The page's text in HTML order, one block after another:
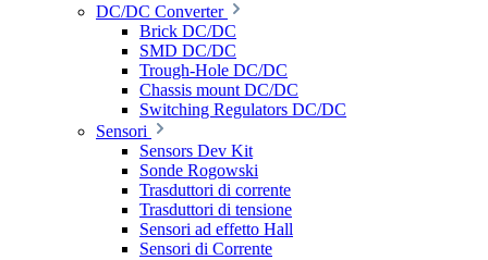
DC/DC Converter
Brick DC/DC
SMD DC/DC
Trough-Hole DC/DC
Chassis mount DC/DC
Switching Regulators DC/DC
Sensori
Sensors Dev Kit
Sonde Rogowski
Trasduttori di corrente
Trasduttori di tensione
Sensori ad effetto Hall
Sensori di Corrente